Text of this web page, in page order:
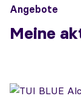
Angebote
Meine